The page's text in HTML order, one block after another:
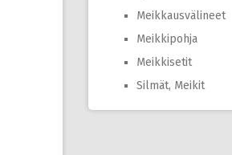
Meikkausvälineet
Meikkipohja
Meikkisetit
Silmät, Meikit